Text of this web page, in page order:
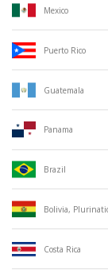
Mexico
Puerto Rico
Guatemala
Panama
Brazil
Bolivia,
Costa Rica